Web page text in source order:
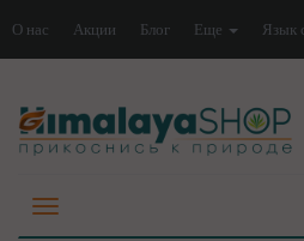
О нас Акции Блог Еще Язык